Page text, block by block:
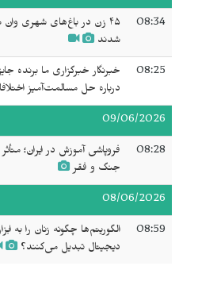
08:34
۴۵ زن در باغ‌های شهری
شدند
08:25
خبرنگار خبرگزاری ما برنده
درباره حل مسالمت‌آمیز
09/06/2026
08:28
فروپاشی آموزش در ایران؛
جنگ و فقر
08/06/2026
08:59
الگوریتم‌ها چگونه زنان را به
دیجیتال تبدیل می‌کنند؟